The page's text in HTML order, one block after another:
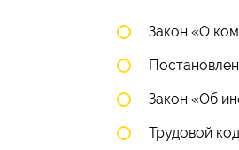
Закон «О
Закон «Об
Трудовой